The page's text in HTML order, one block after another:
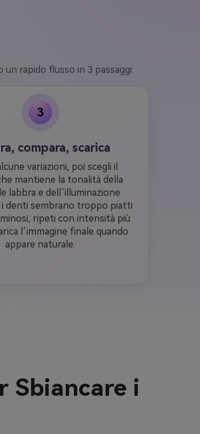
rapido flusso in 3 passaggi.
3
compara, scarica
variazioni, poi scegli il
mantiene la tonalità della
labbra e dell’illuminazione
i denti sembrano troppo piatti
ripeti con intensità più
l’immagine finale quando
appare naturale.
Sbiancare i